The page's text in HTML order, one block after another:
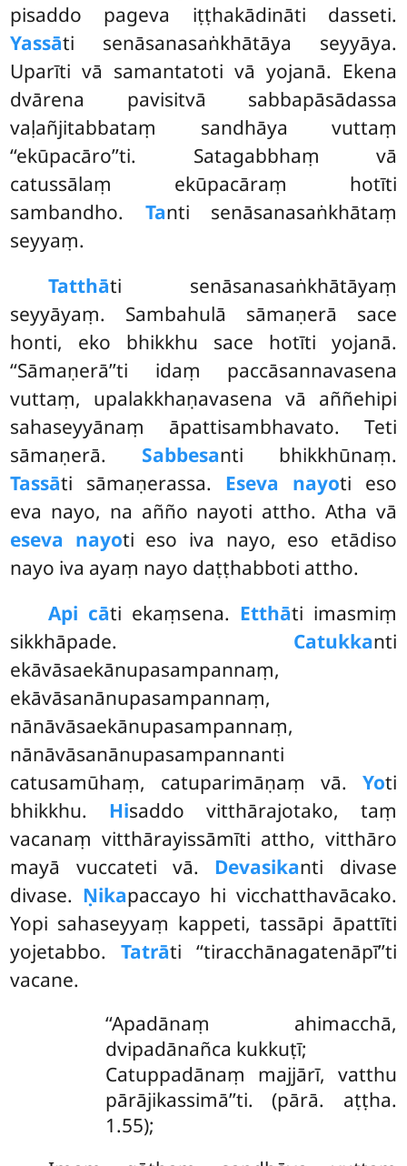
pisaddo pageva iṭṭhakādināti dasseti.
Yassāti senāsanasaṅkhātāya seyyāya.
Uparīti vā samantatoti vā yojanā. Ekena
dvārena pavisitvā sabbapāsādassa
vaḷañjitabbataṃ sandhāya vuttaṃ
‘‘ekūpacāro’’ti. Satagabbhaṃ vā
catussālaṃ ekūpacāraṃ hotīti
sambandho. Tanti senāsanasaṅkhātaṃ
seyyaṃ.
Tatthāti senāsanasaṅkhātāyaṃ
seyyāyaṃ. Sambahulā sāmaṇerā sace
honti, eko bhikkhu sace hotīti yojanā.
‘‘Sāmaṇerā’’ti idaṃ paccāsannavasena
vuttaṃ, upalakkhaṇavasena vā aññehipi
sahaseyyānaṃ āpattisambhavato. Teti
sāmaṇerā. Sabbesanti bhikkhūnaṃ.
Tassāti sāmaṇerassa. Eseva nayoti eso
eva nayo, na añño nayoti attho. Atha vā
eseva nayoti eso iva nayo, eso etādiso
nayo iva ayaṃ nayo daṭṭhabboti attho.
Api cāti ekaṃsena. Etthāti imasmiṃ
sikkhāpade. Catukkanti
ekāvāsaekānupasampannaṃ,
ekāvāsanānupasampannaṃ,
nānāvāsaekānupasampannaṃ,
nānāvāsanānupasampannanti
catusamūhaṃ, catuparimāṇaṃ vā. Yoti
bhikkhu. Hisaddo vitthārajotako, taṃ
vacanaṃ vitthārayissāmīti attho, vitthāro
mayā vuccateti vā. Devasikanti divase
divase. Ṇikapaccayo hi vicchatthavācako.
Yopi sahaseyyaṃ kappeti, tassāpi āpattīti
yojetabbo. Tatrāti ‘‘tiracchānagatenāpī’’ti
vacane.
‘‘Apadānaṃ ahimacchā,
dvipadānañca kukkuṭī;
Catuppadānaṃ majjārī, vatthu
pārājikassimā’’ti. (pārā. aṭṭha.
1.55);